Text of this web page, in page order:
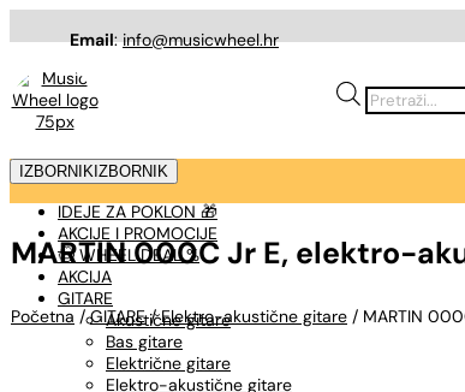
Email: info@musicwheel.hr
Products
search
IZBORNIK IZBORNIK
IDEJE ZA POKLON 🎁
AKCIJE I PROMOCIJE
🤠 WHEEL DEAL %
AKCIJA
GITARE
Akustične gitare
Bas gitare
Električne gitare
Elektro-akustične gitare
MARTIN 000C Jr E, elektro-
Početna /GITARE/Elektro-akustične gitare / MARTIN